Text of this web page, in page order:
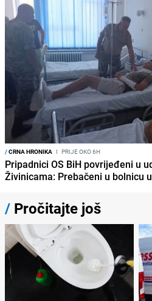
/CRNA HRONIKA I PRIJE OKO 6H
Pripadnici OS BiH povrijeđeni u
Živinicama: Prebačeni u bolnicu
/ Pročitajte još